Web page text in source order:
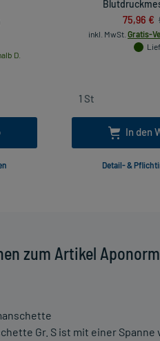
zum Artikel
Gr. S ist mit einer
D.
75,96 €
inkl. MwSt. Gratis-
In den
Detail- &